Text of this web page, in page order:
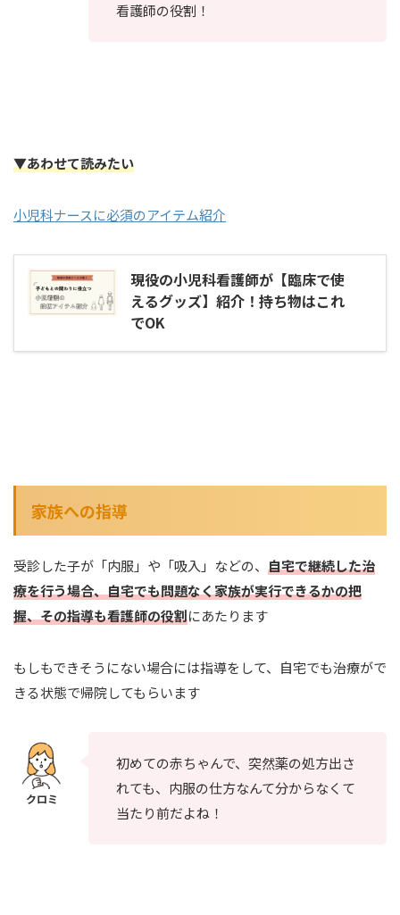
看護師の役割！
▼あわせて読みたい
小児科ナースに必須のアイテム紹介
現役の小児科看護師が【臨床で使
えるグッズ】紹介！持ち物はこれ
でOK
家族への指導
受診した子が「内服」や「吸入」などの、 自宅で継続した治
療を行う場合、自宅でも問題なく家族が実行できるかの把
握、その指導も看護師の役割にあたります
もしもできそうにない場合には指導をして、自宅でも治療がで
きる状態で帰院してもらいます
初めての赤ちゃんで、突然薬の処方出さ
れても、内服の仕方なんて分からなくて
当たり前だよね！